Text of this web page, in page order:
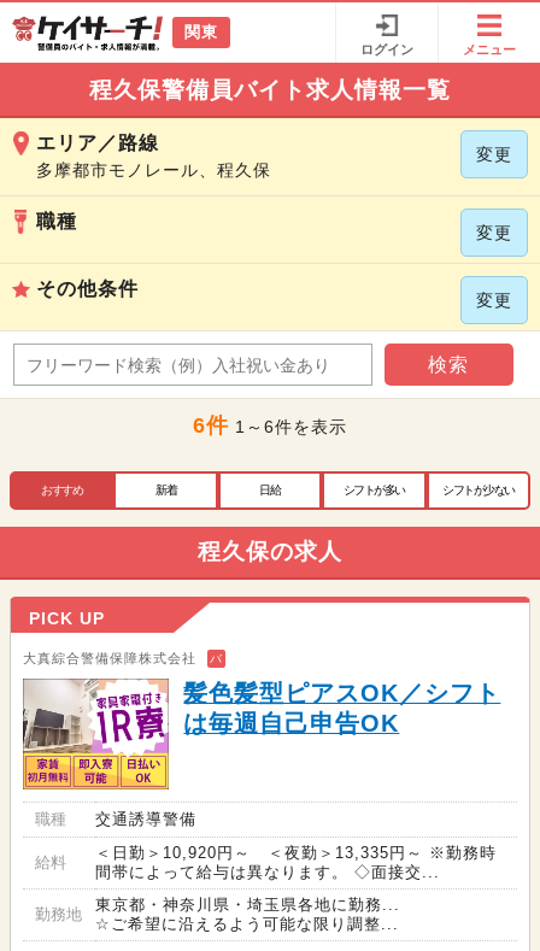
関東
ログイン メニュー
程久保警備員バイト求人情報一覧
エリア／路線
多摩都市モノレール、程久保
変更
職種
変更
その他条件
変更
検索
6件 1～6件を表示
おすすめ 新着 日給 シフトが多い シフトが少ない
程久保の求人
PICK UP
大真綜合警備保障株式会社 バ
髪色髪型ピアスOK／シフト
は毎週自己申告OK
職種 交通誘導警備
給料
＜日勤＞10,920円～ ＜夜勤＞13,335円～ ※勤務時
間帯によって給与は異なります。 ◇面接交...
勤務地
東京都・神奈川県・埼玉県各地に勤務...
☆ご希望に沿えるよう可能な限り調整...